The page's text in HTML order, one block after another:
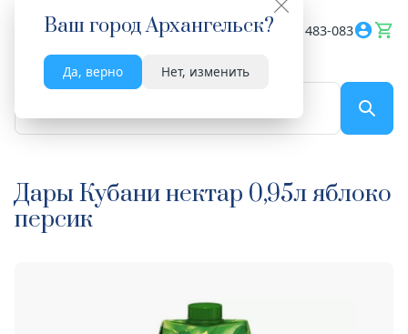
Ваш городАрхангельск?
Да, верно Нет, изменить
Весь сайт 8182 483-083
Дары Кубани нектар 0,95л яблоко
персик